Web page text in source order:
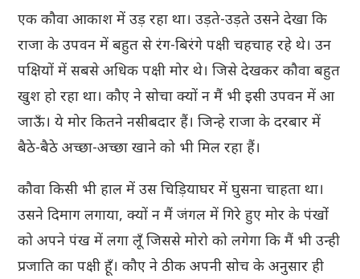
एक कौवा आकाश में उड़ रहा था। उड़ते-उड़ते उसने देखा कि
राजा के उपवन में बहुत से रंग-बिरंगे पक्षी चहचाह रहे थे। उन
पक्षियों में सबसे अधिक पक्षी मोर थे। जिसे देखकर कौवा बहुत
खुश हो रहा था। कौए ने सोचा क्यों न मैं भी इसी उपवन में आ
जाऊँ। ये मोर कितने नसीबदार हैं। जिन्हे राजा के दरबार में
बैठे-बैठे अच्छा-अच्छा खाने को भी मिल रहा हैं।
कौवा किसी भी हाल में उस चिड़ियाघर में घुसना चाहता था।
उसने दिमाग लगाया, क्यों न मैं जंगल में गिरे हुए मोर के पंखोंं
को अपने पंख में लगा लूँ जिससे मोरो को लगेगा कि मैं भी उन्ही
प्रजाति का पक्षी हूँ। कौए ने ठीक अपनी सोच के अनुसार ही